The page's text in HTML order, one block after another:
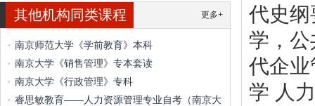
其他机构同类课程 更多+
南京师范大学《学前教育》本科
南京大学《销售管理》专本套读
南京大学《行政管理》专科
睿思敏教育——人力资源管理专业自考（南京大
代史
学，
代企
学 人